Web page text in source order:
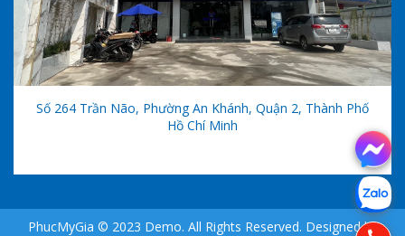
Số 264 Trần Não, Phường An Khánh, Quận 2, Thành Phố
Hồ Chí Minh
PhucMyGia © 2023 Demo. All Rights Reserved. Designed by